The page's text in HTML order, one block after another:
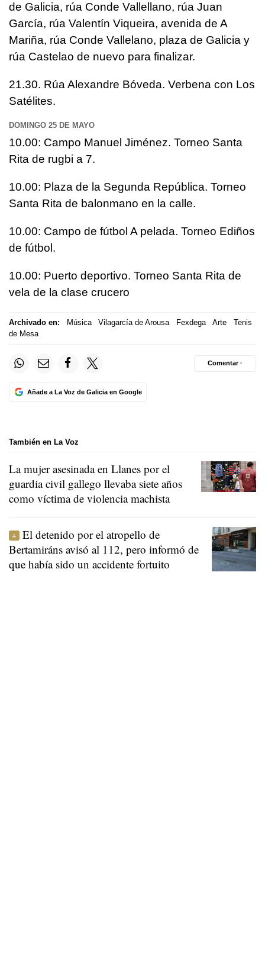
de Galicia, rúa Conde Vallellano, rúa Juan
García, rúa Valentín Viqueira, avenida de A
Mariña, rúa Conde Vallelano, plaza de Galicia y
rúa Castelao de nuevo para finalizar.
21.30. Rúa Alexandre Bóveda. Verbena con Los
Satélites.
DOMINGO 25 DE MAYO
10.00: Campo Manuel Jiménez. Torneo Santa
Rita de rugbi a 7.
10.00: Plaza de la Segunda República. Torneo
Santa Rita de balonmano en la calle.
10.00: Campo de fútbol A pelada. Torneo Ediños
de fútbol.
10.00: Puerto deportivo. Torneo Santa Rita de
vela de la clase crucero
Archivado en: Música Vilagarcía de Arousa Fexdega Arte
Tenis
de Mesa
Añade a La Voz de Galicia en Google
Comentar ·
También en La Voz
La mujer asesinada en Llanes por el
guardia civil gallego llevaba siete años
como víctima de violencia machista
El detenido por el atropello de
Bertamiráns avisó al 112, pero informó de
que había sido un accidente fortuito